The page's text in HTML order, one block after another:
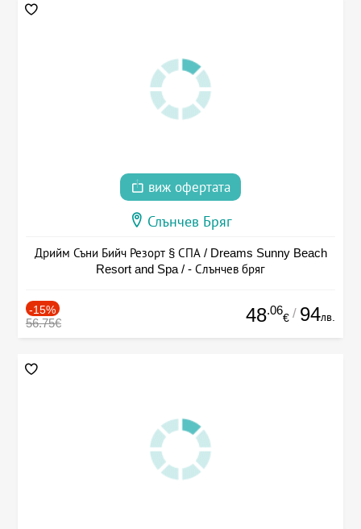
виж офертата
Слънчев Бряг
Дрийм Съни Бийч Резорт § СПА / Dreams Sunny Beach
Resort and Spa / - Слънчев бряг
-15%
56.75€ 48.06
€ / 94лв.